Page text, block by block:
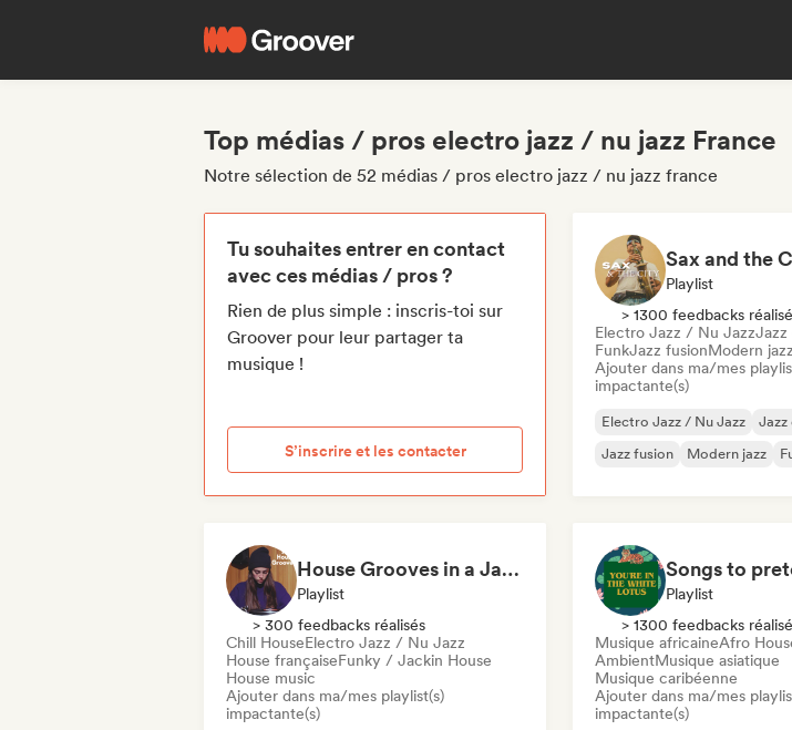
Top médias / pros electro jazz / nu jazz France
Notre sélection de 52 médias / pros electro jazz / nu jazz france
Tu souhaites entrer en contact
avec ces médias / pros ?
Rien de plus simple : inscris-toi sur
Groover pour leur partager ta
musique !
S’inscrire et les contacter
Sax and the
Playlist
> 1300 feedbacks
Electro Jazz / Nu JazzJazz
FunkJazz fusionModern jazz
Ajouter dans ma/mes
impactante(s)
Electro Jazz / Nu Jazz
Jazz
Jazz fusion
Modern jazz
House Grooves in a Jazz Mood
Playlist
> 300 feedbacks réalisés
Chill HouseElectro Jazz / Nu Jazz
House françaiseFunky / Jackin House
House music
Ajouter dans ma/mes playlist(s)
impactante(s)
Playlist
> 1300 feedbacks
Musique africaineAfro
AmbientMusique asiatique
Musique caribéenne
Ajouter dans ma/mes
impactante(s)